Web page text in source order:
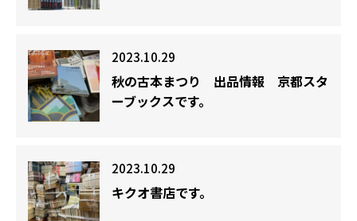
2023.10.29
秋の古本まつり 出品情報 京都スタ
ーブックスです。
2023.10.29
キクオ書店です。